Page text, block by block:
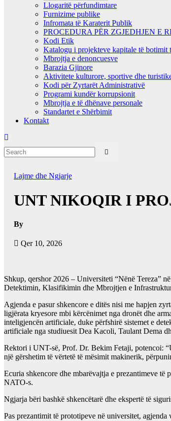
Llogaritë përfundimtare
Furnizime publike
Infromata të Karaterit Publik
PROCEDURA PËR ZGJEDHJEN E
Kodi Etik
Katalogu i projekteve kapitale të botimit
Mbrojtja e denoncuesve
Barazia Gjinore
Aktivitete kulturore, sportive dhe
Kodi për Zyrtarët Administrativë
Programi kundër korrupsionit
Mbrojtja e të dhënave personale
Standartet e Shërbimit
Kontakt
Lajme dhe Ngjarje
UNT NIKOQIR I
By
Qer 10, 2026
Shkup, qershor 2026 – Universiteti “Nënë Tereza”
Detektimin, Klasifikimin dhe Mbrojtjen e
Agjenda e pasur shkencore e ditës nisi me hapjen
ligjërata kryesore mbi kërcënimet nga dronët dhe
inteligjencën artificiale, duke përfshirë sistemet e
artificiale nga studiuesit Dea Kacoli, Taulant Dema
Rektori i UNT-së, Prof. Dr. Bekim Fetaji, potencoi:
një gërshetim të vërtetë të mësimit makinerik,
Ecuria shkencore dhe mbarëvajtja e prezantimeve të
NATO-s.
Ngjarja bëri bashkë shkencëtarë dhe ekspertë të
Pas prezantimit të prototipeve në universitet,